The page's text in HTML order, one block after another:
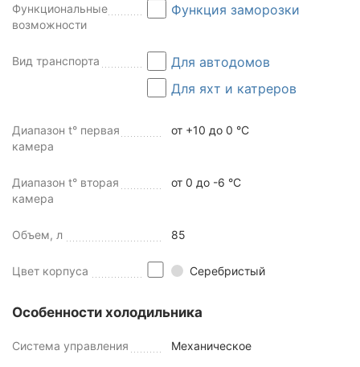
Функциональные
возможности
Функция заморозки
Вид транспорта
Для автодомов
Для яхт и катреров
Диапазон t° первая
камера
от +10 до 0 °C
Диапазон t° вторая
камера
от 0 до -6 °C
Объем, л 85
Цвет корпуса Серебристый
Особенности холодильника
Система управления Механическое